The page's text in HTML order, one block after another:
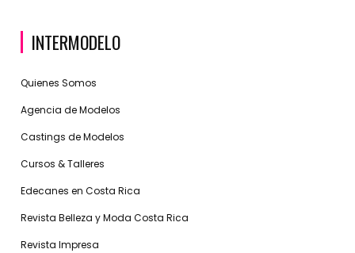
INTERMODELO
Quienes Somos
Agencia de Modelos
Castings de Modelos
Cursos & Talleres
Edecanes en Costa Rica
Revista Belleza y Moda Costa Rica
Revista Impresa